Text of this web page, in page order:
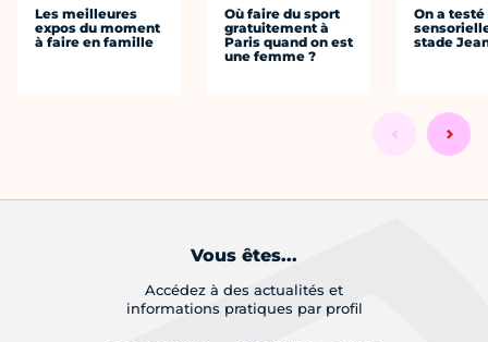
Les meilleures
expos du moment
à faire en famille
Où faire du sport
gratuitement à
Paris quand on est
une femme ?
On a
stade
Vous êtes...
Accédez à des actualités et
informations pratiques par profil